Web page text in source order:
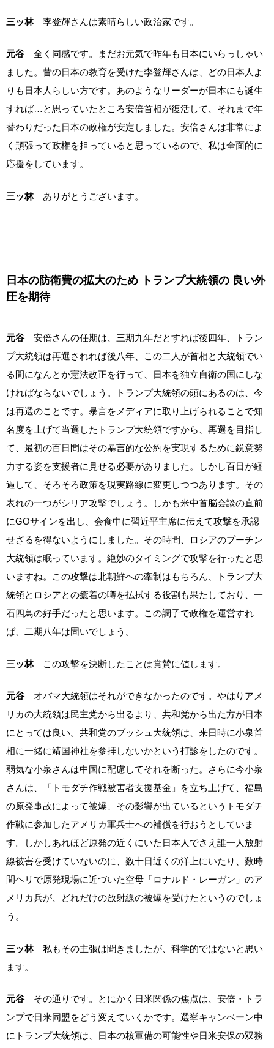
三ッ林 李登輝さんは素晴らしい政治家です。
元谷 全く同感です。まだお元気で昨年も日本にいらっしゃい
ました。昔の日本の教育を受けた李登輝さんは、どの日本人よ
りも日本人らしい方です。あのようなリーダーが日本にも誕生
すれば…と思っていたところ安倍首相が復活して、それまで年
替わりだった日本の政権が安定しました。安倍さんは非常によ
く頑張って政権を担っていると思っているので、私は全面的に
応援をしています。
三ッ林 ありがとうございます。
日本の防衛費の拡大のため トランプ大統領の 良い外
圧を期待
元谷 安倍さんの任期は、三期九年だとすれば後四年、トラン
プ大統領は再選されれば後八年、この二人が首相と大統領でい
る間になんとか憲法改正を行って、日本を独立自衛の国にしな
ければならないでしょう。トランプ大統領の頭にあるのは、今
は再選のことです。暴言をメディアに取り上げられることで知
名度を上げて当選したトランプ大統領ですから、再選を目指し
て、最初の百日間はその暴言的な公約を実現するために鋭意努
力する姿を支援者に見せる必要がありました。しかし百日が経
過して、そろそろ政策を現実路線に変更しつつあります。その
表れの一つがシリア攻撃でしょう。しかも米中首脳会談の直前
にGOサインを出し、会食中に習近平主席に伝えて攻撃を承認
せざるを得ないようにしました。その時間、ロシアのプーチン
大統領は眠っています。絶妙のタイミングで攻撃を行ったと思
いますね。この攻撃は北朝鮮への牽制はもちろん、トランプ大
統領とロシアとの癒着の噂を払拭する役割も果たしており、一
石四鳥の好手だったと思います。この調子で政権を運営すれ
ば、二期八年は固いでしょう。
三ッ林 この攻撃を決断したことは賞賛に値します。
元谷 オバマ大統領はそれができなかったのです。やはりアメ
リカの大統領は民主党から出るより、共和党から出た方が日本
にとっては良い。共和党のブッシュ大統領は、来日時に小泉首
相に一緒に靖国神社を参拝しないかという打診をしたのです。
弱気な小泉さんは中国に配慮してそれを断った。さらに今小泉
さんは、「トモダチ作戦被害者支援基金」を立ち上げて、福島
の原発事故によって被爆、その影響が出ているというトモダチ
作戦に参加したアメリカ軍兵士への補償を行おうとしていま
す。しかしあれほど原発の近くにいた日本人でさえ誰一人放射
線被害を受けていないのに、数十日近くの洋上にいたり、数時
間ヘリで原発現場に近づいた空母「ロナルド・レーガン」のア
メリカ兵が、どれだけの放射線の被爆を受けたというのでしょ
う。
三ッ林 私もその主張は聞きましたが、科学的ではないと思い
ます。
元谷 その通りです。とにかく日米関係の焦点は、安倍・トラ
ンプで日米同盟をどう変えていくかです。選挙キャンペーン中
にトランプ大統領は、日本の核軍備の可能性や日米安保の双務